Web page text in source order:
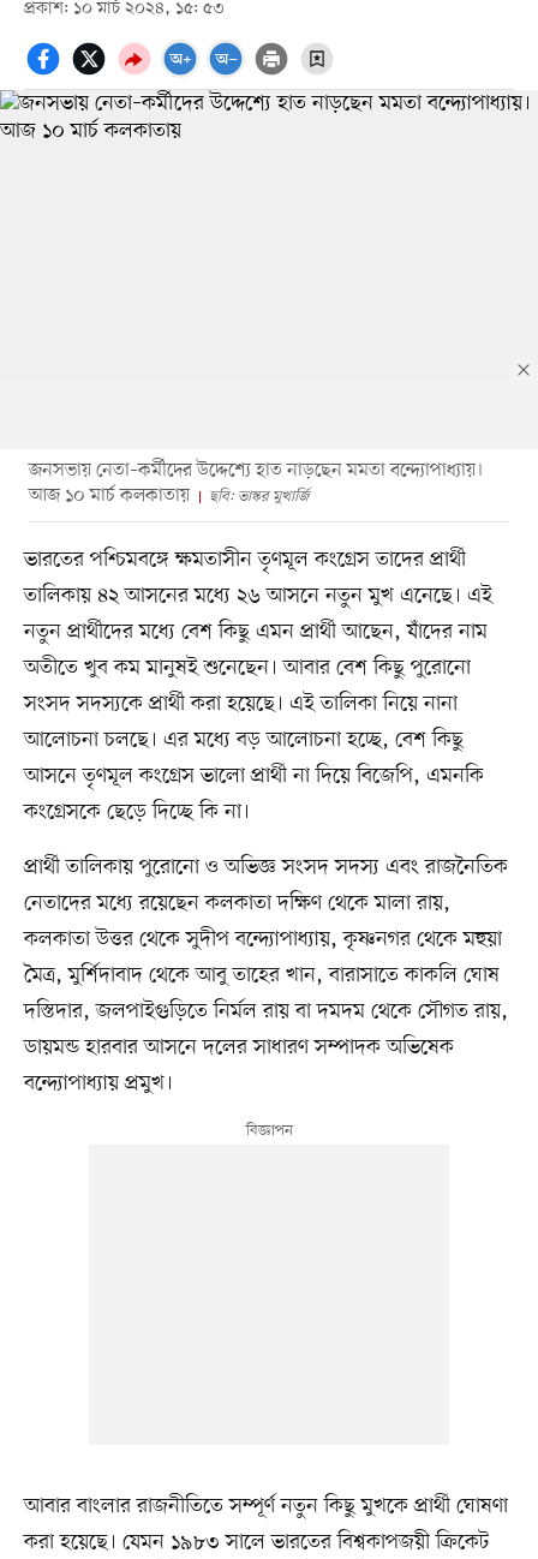
প্রকাশ: ১০ মার্চ ২০২৪, ১৫: ৫৩
জনসভায় নেতা–কর্মীদের উদ্দেশ্যে হাত নাড়ছেন মমতা বন্দ্যোপাধ্যায়।
আজ ১০ মার্চ কলকাতায়
ছবি: ভাস্কর মুখার্জি
ভারতের পশ্চিমবঙ্গে ক্ষমতাসীন তৃণমূল কংগ্রেস তাদের প্রার্থী
তালিকায় ৪২ আসনের মধ্যে ২৬ আসনে নতুন মুখ এনেছে। এই
নতুন প্রার্থীদের মধ্যে বেশ কিছু এমন প্রার্থী আছেন, যাঁদের নাম
অতীতে খুব কম মানুষই শুনেছেন। আবার বেশ কিছু পুরোনো
সংসদ সদস্যকে প্রার্থী করা হয়েছে। এই তালিকা নিয়ে নানা
আলোচনা চলছে। এর মধ্যে বড় আলোচনা হচ্ছে, বেশ কিছু
আসনে তৃণমূল কংগ্রেস ভালো প্রার্থী না দিয়ে বিজেপি, এমনকি
কংগ্রেসকে ছেড়ে দিচ্ছে কি না।
প্রার্থী তালিকায় পুরোনো ও অভিজ্ঞ সংসদ সদস্য এবং রাজনৈতিক
নেতাদের মধ্যে রয়েছেন কলকাতা দক্ষিণ থেকে মালা রায়,
কলকাতা উত্তর থেকে সুদীপ বন্দ্যোপাধ্যায়, কৃষ্ণনগর থেকে মহুয়া
মৈত্র, মুর্শিদাবাদ থেকে আবু তাহের খান, বারাসাতে কাকলি ঘোষ
দস্তিদার, জলপাইগুড়িতে নির্মল রায় বা দমদম থেকে সৌগত রায়,
ডায়মন্ড হারবার আসনে দলের সাধারণ সম্পাদক অভিষেক
বন্দ্যোপাধ্যায় প্রমুখ।
আবার বাংলার রাজনীতিতে সম্পূর্ণ নতুন কিছু মুখকে প্রার্থী ঘোষণা
করা হয়েছে। যেমন ১৯৮৩ সালে ভারতের বিশ্বকাপজয়ী ক্রিকেট